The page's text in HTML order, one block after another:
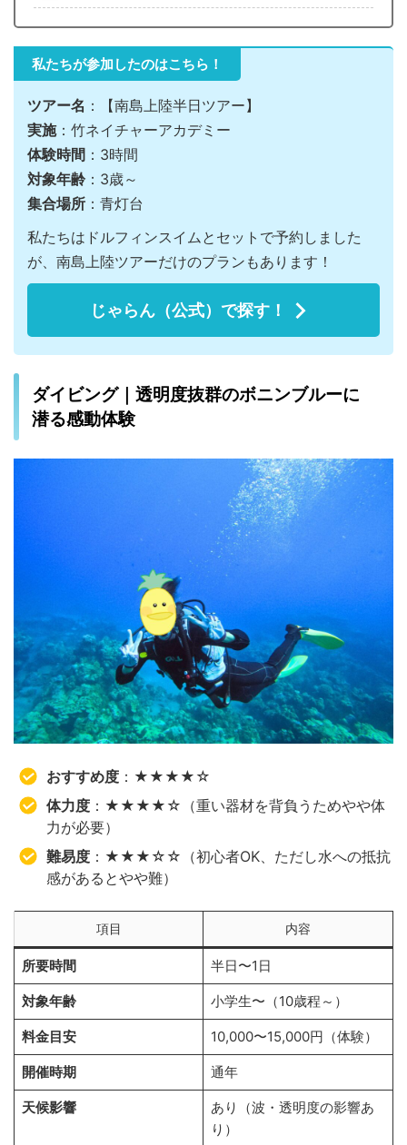
私たちが参加したのはこちら！
ツアー名 ：【南島上陸半日ツアー】
実施：竹ネイチャーアカデミー
体験時間 ：3時間
対象年齢 ：3歳～
集合場所 ：青灯台
私たちはドルフィンスイムとセットで予約しました
が、南島上陸ツアーだけのプランもあります！
じゃらん（公式）で探す！
ダイビング｜透明度抜群のボニンブルーに
潜る感動体験
おすすめ度 ：★★★★☆
体力度 ：★★★★☆（重い器材を背負うためやや体
力が必要）
難易度 ：★★★☆☆（初心者OK、ただし水への抵抗
感があるとやや難）
項目 内容
所要時間 半日〜1日
対象年齢 小学生〜（10歳程～）
料金目安 10,000〜15,000円（体験）
開催時期 通年
天候影響
あり（波・透明度の影響あ
り）